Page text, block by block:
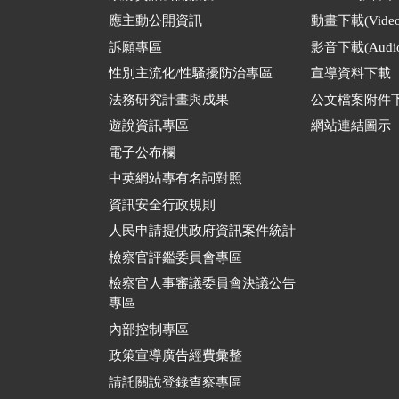
應主動公開資訊
訴願專區
性別主流化/性騷擾防治專區
法務研究計畫與成果
遊說資訊專區
電子公布欄
中英網站專有名詞對照
資訊安全行政規則
人民申請提供政府資訊案件統計
檢察官評鑑委員會專區
檢察官人事審議委員會決議公告
專區
內部控制專區
政策宣導廣告經費彙整
請託關說登錄查察專區
動畫下載
影音下載
宣導資料下載
公文檔案附件
網站連結圖示